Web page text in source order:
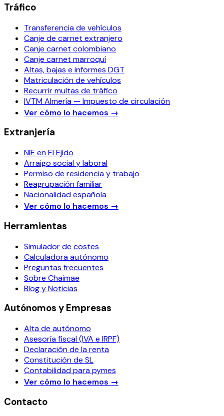
Tráfico
Transferencia de vehículos
Canje de carnet extranjero
Canje carnet colombiano
Canje carnet marroquí
Altas, bajas e informes DGT
Matriculación de vehículos
Recurrir multas de tráfico
IVTM Almería — Impuesto de circulación
Ver cómo lo hacemos →
Extranjería
NIE en El Ejido
Arraigo social y laboral
Permiso de residencia y trabajo
Reagrupación familiar
Nacionalidad española
Ver cómo lo hacemos →
Herramientas
Simulador de costes
Calculadora autónomo
Preguntas frecuentes
Sobre Chaimae
Blog y Noticias
Autónomos y Empresas
Alta de autónomo
Asesoría fiscal (IVA e IRPF)
Declaración de la renta
Constitución de SL
Contabilidad para pymes
Ver cómo lo hacemos →
Contacto